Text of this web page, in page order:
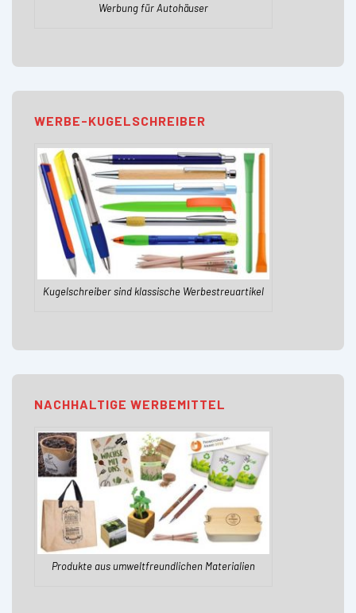
Werbung für Autohäuser
WERBE-KUGELSCHREIBER
Kugelschreiber sind klassische Werbestreuartikel
NACHHALTIGE WERBEMITTEL
Produkte aus umweltfreundlichen Materialien